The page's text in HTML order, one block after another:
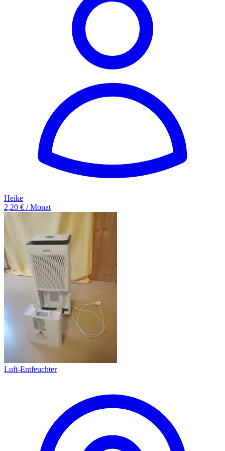
Heike
2,20 € / Monat
Luft-Entfeuchter